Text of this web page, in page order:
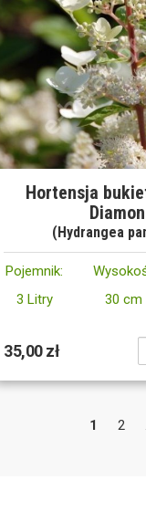
Hortensja
(Hydrangea
Pojemnik:
3 Litry
30 cm
35,00 zł
1 2